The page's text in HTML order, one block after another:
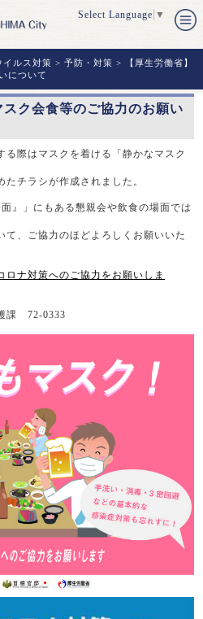
Select Language ▼
イルス対策 >予防・対策 > 【厚生労働省】
について
スク会食等のご協力のお願い
る際はマスクを着ける「静かなマスク
チラシが作成されました。
』」にもある懇親会や飲食の場面では
て、ご協力のほどよろしくお願いいた
ロナ対策へのご協力をお願いしま
課 72-0333